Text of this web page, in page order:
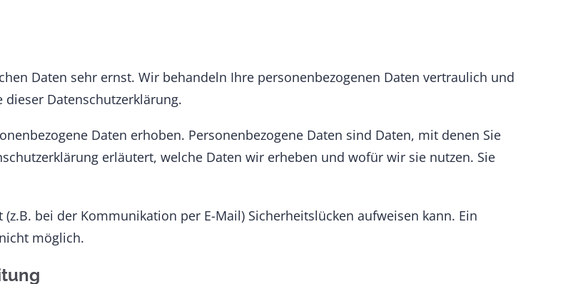
Daten sehr ernst. Wir behandeln Ihre personenbezogenen Daten vertraulich und
Datenschutzerklärung.
Daten erhoben. Personenbezogene Daten sind Daten, mit denen Sie
erläutert, welche Daten wir erheben und wofür wir sie nutzen. Sie
bei der Kommunikation per E-Mail) Sicherheitslücken aufweisen kann. Ein
möglich.